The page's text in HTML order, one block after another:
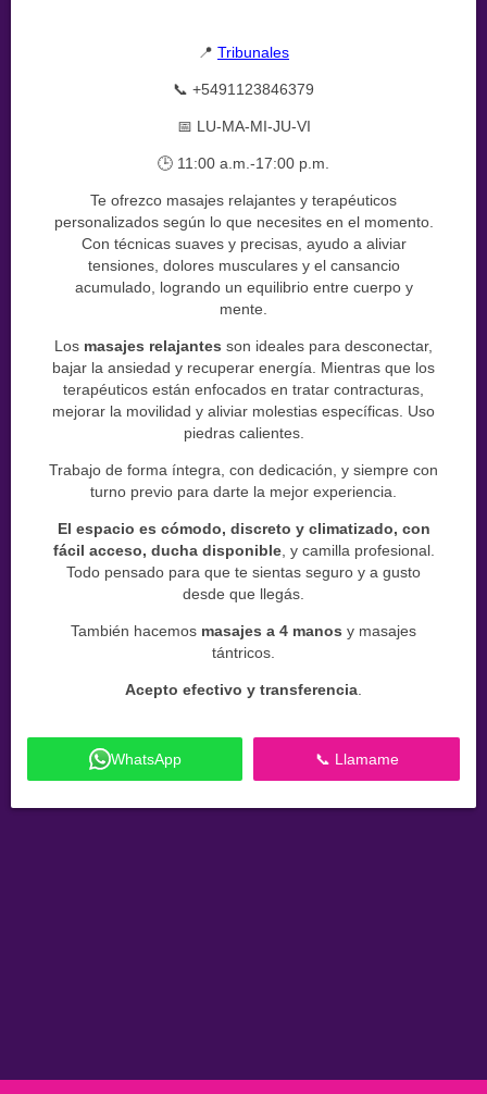
📍 Tribunales
📞 +5491123846379
📅 LU-MA-MI-JU-VI
🕒 11:00 a.m.-17:00 p.m.
Te ofrezco masajes relajantes y terapéuticos
personalizados según lo que necesites en el momento.
Con técnicas suaves y precisas, ayudo a aliviar
tensiones, dolores musculares y el cansancio
acumulado, logrando un equilibrio entre cuerpo y
mente.
Los masajes relajantes son ideales para desconectar,
bajar la ansiedad y recuperar energía. Mientras que los
terapéuticos están enfocados en tratar contracturas,
mejorar la movilidad y aliviar molestias específicas. Uso
piedras calientes.
Trabajo de forma íntegra, con dedicación, y siempre con
turno previo para darte la mejor experiencia.
El espacio es cómodo, discreto y climatizado, con
fácil acceso, ducha disponible, y camilla profesional.
Todo pensado para que te sientas seguro y a gusto
desde que llegás.
También hacemos masajes a 4 manos y masajes
tántricos.
Acepto efectivo y transferencia
WhatsApp 📞 Llamame